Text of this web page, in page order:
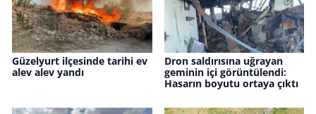
Güzelyurt ilçesinde tarihi ev
alev alev yandı
Dron saldırısına uğrayan
geminin içi görüntülendi:
Hasarın boyutu ortaya çıktı